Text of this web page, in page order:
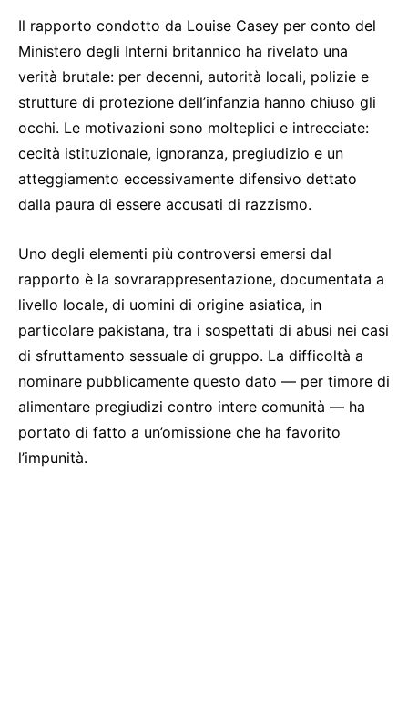
Il rapporto condotto da Louise Casey per conto del
Ministero degli Interni britannico ha rivelato una
verità brutale: per decenni, autorità locali, polizie e
strutture di protezione dell’infanzia hanno chiuso gli
occhi. Le motivazioni sono molteplici e intrecciate:
cecità istituzionale, ignoranza, pregiudizio e un
atteggiamento eccessivamente difensivo dettato
dalla paura di essere accusati di razzismo.
Uno degli elementi più controversi emersi dal
rapporto è la sovrarappresentazione, documentata a
livello locale, di uomini di origine asiatica, in
particolare pakistana, tra i sospettati di abusi nei casi
di sfruttamento sessuale di gruppo. La difficoltà a
nominare pubblicamente questo dato — per timore di
alimentare pregiudizi contro intere comunità — ha
portato di fatto a un’omissione che ha favorito
l’impunità.